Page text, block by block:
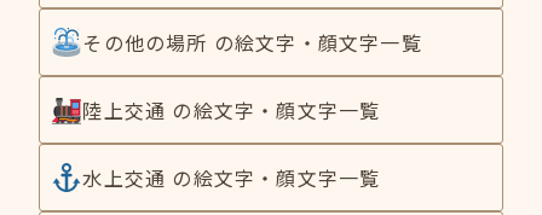
その他の場所 の絵文字・顔文字一覧
陸上交通 の絵文字・顔文字一覧
水上交通 の絵文字・顔文字一覧